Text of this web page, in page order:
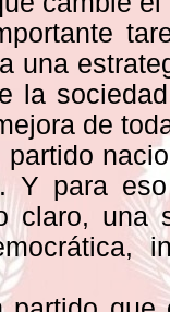
una
la
de
partido
Y para
claro, una